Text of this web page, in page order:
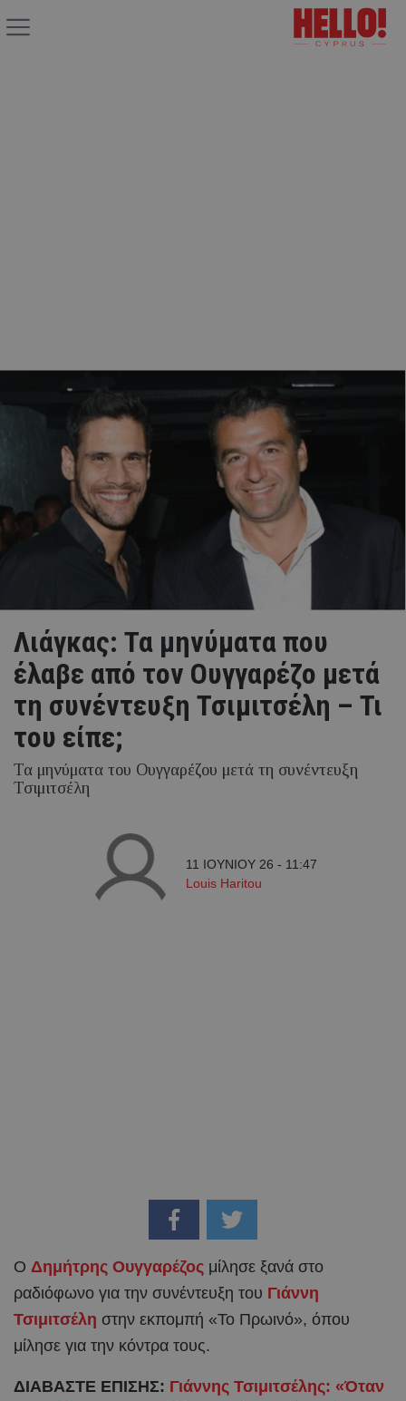
Λιάγκας: Τα μηνύματα που
έλαβε από τον Ουγγαρέζο μετά
τη συνέντευξη Τσιμιτσέλη – Τι
του είπε;
Τα μηνύματα του Ουγγαρέζου μετά τη συνέντευξη
Τσιμιτσέλη
11 ΙΟΥΝΙΟΥ 26 - 11:47
Louis Haritou
Ο Δημήτρης Ουγγαρέζος μίλησε ξανά στο
ραδιόφωνο για την συνέντευξη του Γιάννη
Τσιμιτσέλη στην εκπομπή «Το Πρωινό», όπου
μίλησε για την κόντρα τους.
ΔΙΑΒΑΣΤΕ ΕΠΙΣΗΣ: Γιάννης Τσιμιτσέλης: «Όταν